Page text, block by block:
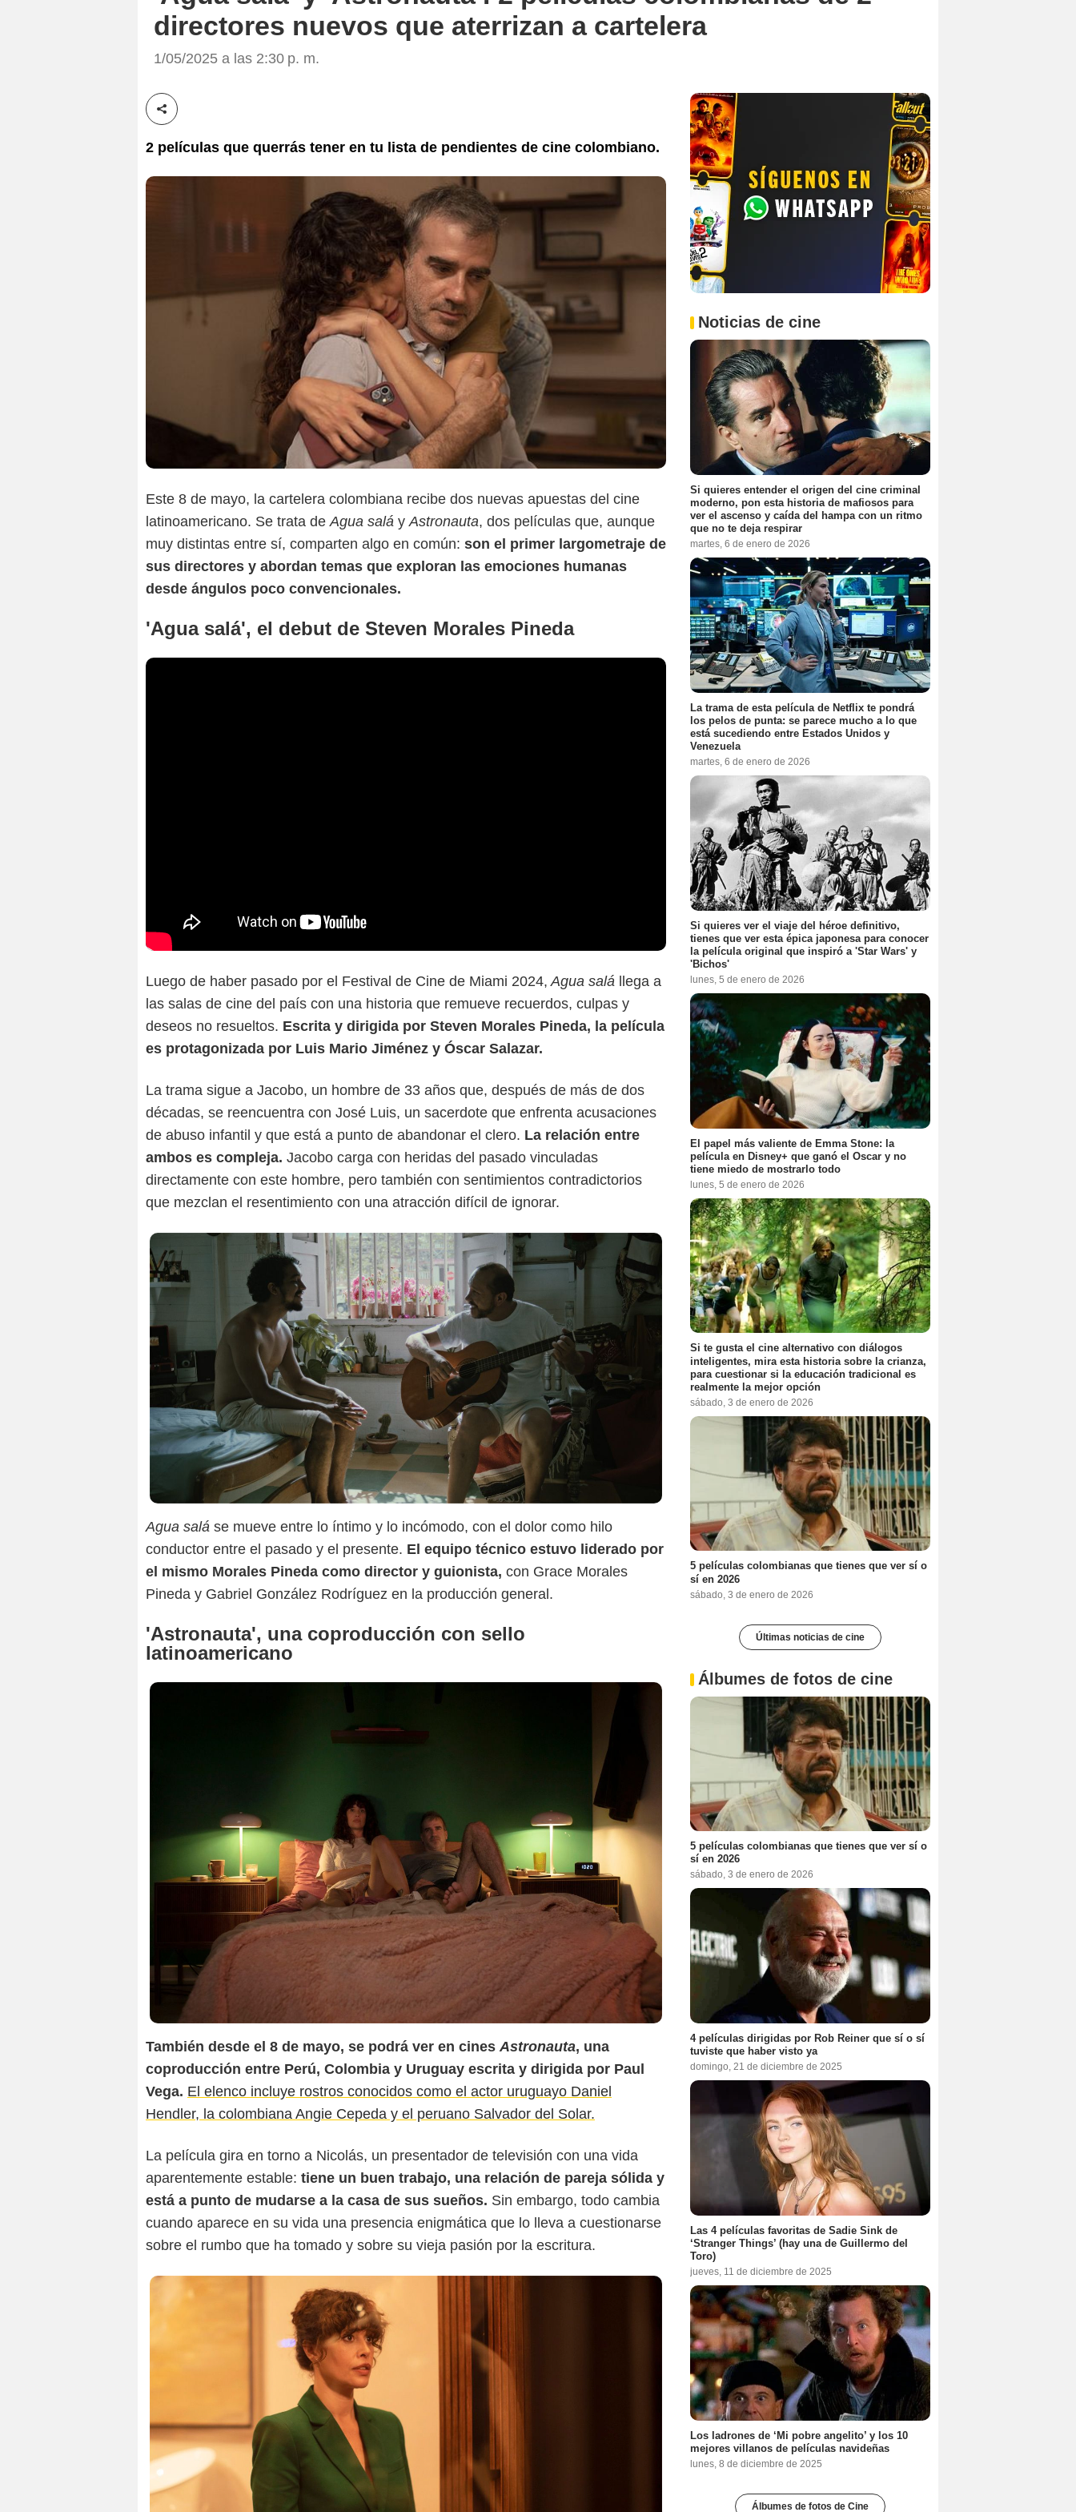
directores nuevos que aterrizan a cartelera
1/05/2025 a las 2:30 p. m.
Compartir esta noticia
2 películas que querrás tener en tu lista de pendientes de cine colombiano.
Este 8 de mayo, la cartelera colombiana recibe dos nuevas apuestas del cine
latinoamericano. Se trata deAgua salá yAstronauta, dos películas que, aunque
muy distintas entre sí, comparten algo en común: son el primer largometraje de
sus directores y abordan temas que exploran las emociones humanas
desde ángulos poco convencionales.
'Agua salá', el debut de Steven Morales Pineda
Luego de haber pasado por el Festival de Cine de Miami 2024, Agua salá llega a
las salas de cine del país con una historia que remueve recuerdos, culpas y
deseos no resueltos. Escrita y dirigida por Steven Morales Pineda, la película
es protagonizada por Luis Mario Jiménez y Óscar Salazar.
La trama sigue a Jacobo, un hombre de 33 años que, después de más de dos
décadas, se reencuentra con José Luis, un sacerdote que enfrenta acusaciones
de abuso infantil y que está a punto de abandonar el clero. La relación entre
ambos es compleja. Jacobo carga con heridas del pasado vinculadas
directamente con este hombre, pero también con sentimientos contradictorios
que mezclan el resentimiento con una atracción difícil de ignorar.
Agua salá se mueve entre lo íntimo y lo incómodo, con el dolor como hilo
conductor entre el pasado y el presente. El equipo técnico estuvo liderado por
el mismo Morales Pineda como director y guionista, con Grace Morales
Pineda y Gabriel González Rodríguez en la producción general.
'Astronauta', una coproducción con sello
latinoamericano
Proimágenes
También desde el 8 de mayo, se podrá ver en cinesAstronauta, una
coproducción entre Perú, Colombia y Uruguay escrita y dirigida por Paul
Vega. El elenco incluye rostros conocidos como el actor uruguayo Daniel
Hendler, la colombiana Angie Cepeda y el peruano Salvador del Solar.
La película gira en torno a Nicolás, un presentador de televisión con una vida
aparentemente estable: tiene un buen trabajo, una relación de pareja sólida y
está a punto de mudarse a la casa de sus sueños. Sin embargo, todo cambia
cuando aparece en su vida una presencia enigmática que lo lleva a cuestionarse
sobre el rumbo que ha tomado y sobre su vieja pasión por la escritura.
Proimágenes
Noticias de cine
Si quieres entender el origen del cine criminal
moderno, pon esta historia de mafiosos para
ver el ascenso y caída del hampa con un ritmo
que no te deja respirar
martes, 6 de enero de 2026
La trama de esta película de Netflix te pondrá
los pelos de punta: se parece mucho a lo que
está sucediendo entre Estados Unidos y
Venezuela
martes, 6 de enero de 2026
Si quieres ver el viaje del héroe definitivo,
tienes que ver esta épica japonesa para conocer
la película original que inspiró a 'Star Wars' y
'Bichos'
lunes, 5 de enero de 2026
El papel más valiente de Emma Stone: la
película en Disney+ que ganó el Oscar y no
tiene miedo de mostrarlo todo
lunes, 5 de enero de 2026
Si te gusta el cine alternativo con diálogos
inteligentes, mira esta historia sobre la crianza,
para cuestionar si la educación tradicional es
realmente la mejor opción
sábado, 3 de enero de 2026
5 películas colombianas que tienes que ver sí o
sí en 2026
sábado, 3 de enero de 2026
Últimas noticias de cine
Álbumes de fotos de cine
5 películas colombianas que tienes que ver sí o
sí en 2026
sábado, 3 de enero de 2026
4 películas dirigidas por Rob Reiner que sí o sí
tuviste que haber visto ya
domingo, 21 de diciembre de 2025
Las 4 películas favoritas de Sadie Sink de
‘Stranger Things’ (hay una de Guillermo del
Toro)
jueves, 11 de diciembre de 2025
Los ladrones de ‘Mi pobre angelito’ y los 10
mejores villanos de películas navideñas
lunes, 8 de diciembre de 2025
Álbumes de fotos de Cine